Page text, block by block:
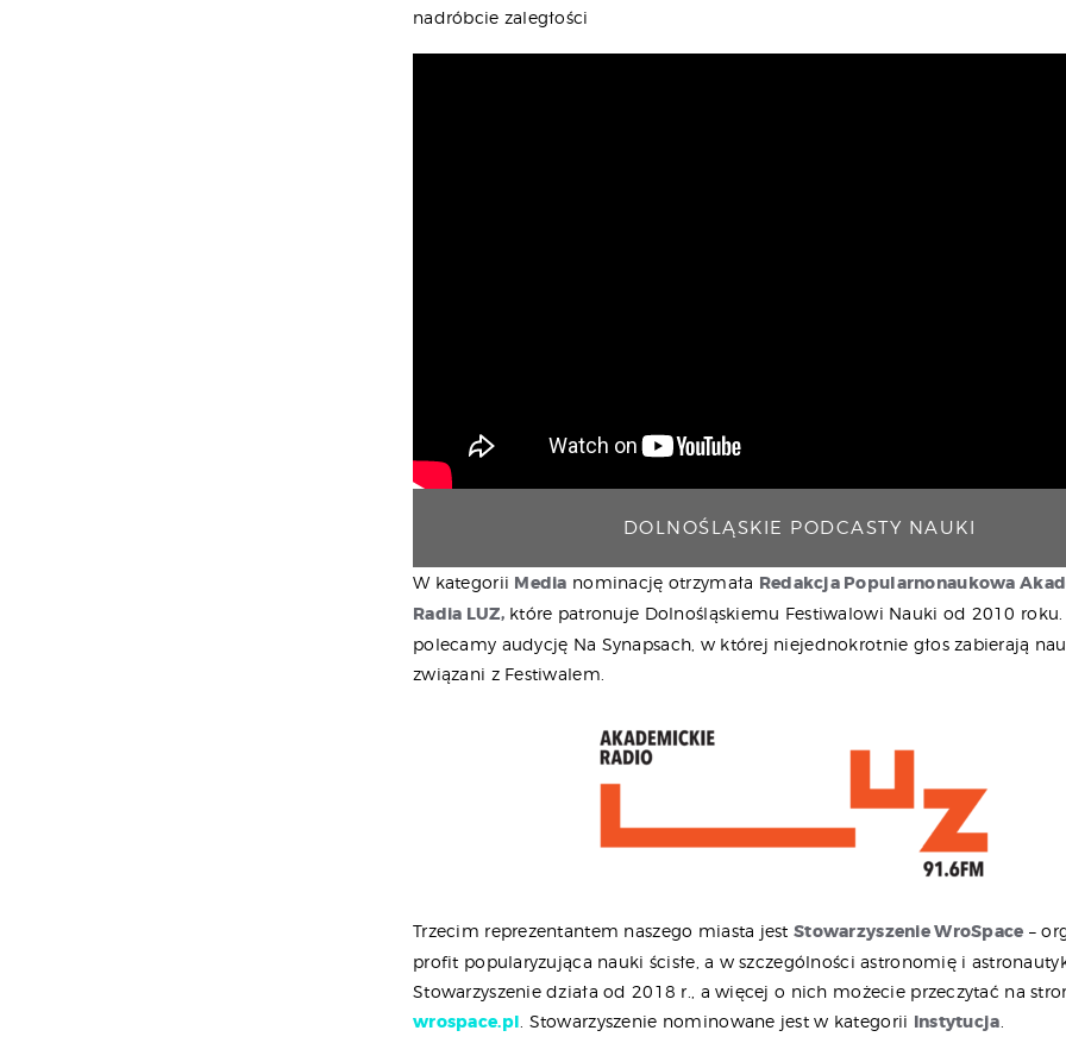
nadróbcie zaległości
DOLNOŚLĄSKIE PODCASTY NAUKI
W kategorii Media nominację otrzymała Redakcja Popularnonaukowa
Radia LUZ,które patronuje Dolnośląskiemu Festiwalowi Nauki od 2010 roku.
polecamy audycję Na Synapsach, w której niejednokrotnie głos zabierają
związani z Festiwalem.
Trzecim reprezentantem naszego miasta jestStowarzyszenie WroSpace –
profit popularyzująca nauki ścisłe, a w szczególności astronomię i
Stowarzyszenie działa od 2018 r., a więcej o nich możecie przeczytać na
wrospace.pl. Stowarzyszenie nominowane jest w kategorii Instytucja.